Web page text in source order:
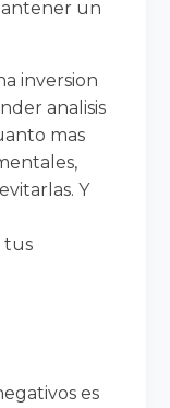
un
inversion
analisis
mas
Y
tus
es